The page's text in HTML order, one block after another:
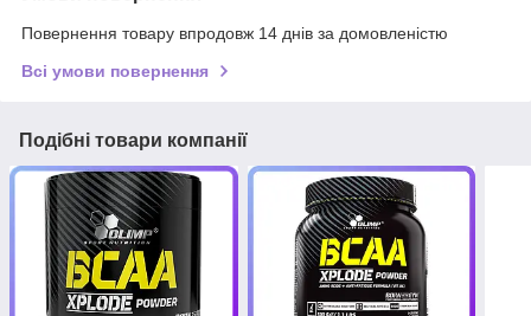
Повернення товару впродовж 14 днів за домовленістю
Всі умови повернення
Подібні товари компанії